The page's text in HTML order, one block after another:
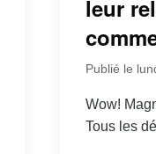
leur
Publié le
Wow!
Tous les